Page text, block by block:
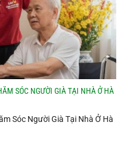
SÓC NGƯỜI GIÀ TẠI NHÀ Ở HÀ
Sóc Người Già Tại Nhà Ở Hà